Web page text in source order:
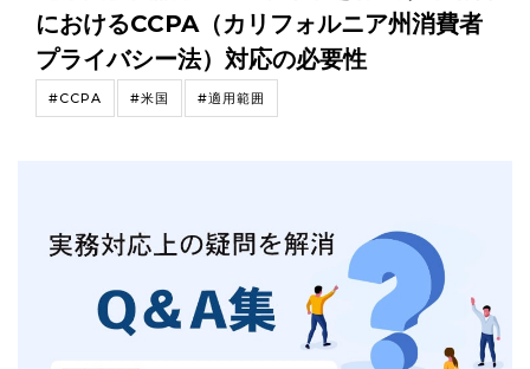
におけるCCPA（カリフォルニア州消費者
プライバシー法）対応の必要性
#CCPA #米国 #適用範囲